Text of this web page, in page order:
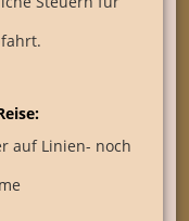
auf Linien- noch